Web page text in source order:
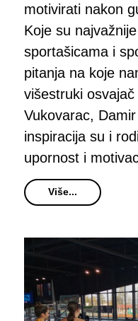
motivirati nakon
Koje su
sportašicama i
pitanja na koje
višestruki
Vukovarac,
inspiracija su i
upornost i
Više...